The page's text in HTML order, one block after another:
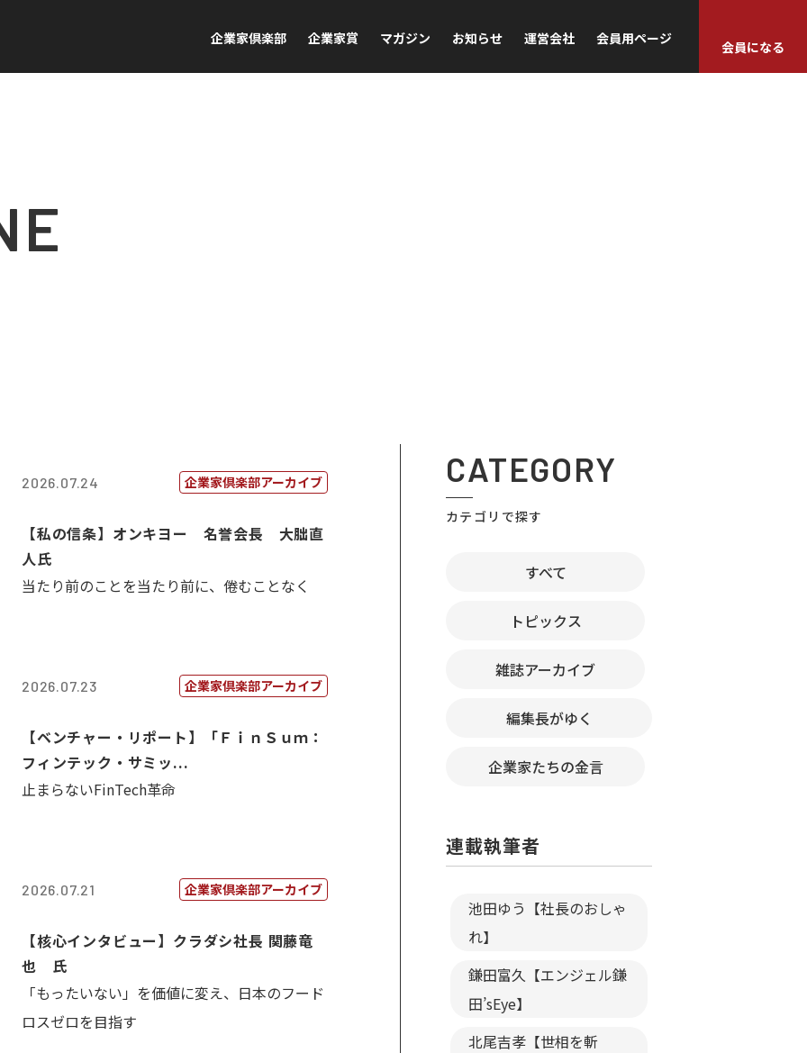
企業家倶楽部 企業家賞 マガジン お知らせ 運営会社 会員用ページ
会員になる
2026.07.24 企業家倶楽部アーカイブ
【私の信条】オンキヨー 名誉会長 大朏直
人氏
当たり前のことを当たり前に、倦むことなく
2026.07.23 企業家倶楽部アーカイブ
【ベンチャー・リポート】「ＦｉｎＳｕｍ：
フィンテック・サミッ...
止まらないFinTech革命
2026.07.21 企業家倶楽部アーカイブ
【核心インタビュー】クラダシ社長 関藤竜
也 氏
「もったいない」を価値に変え、日本のフード
ロスゼロを目指す
CATEGORY
カテゴリで探す
すべて
トピックス
雑誌アーカイブ
編集長がゆく
企業家たちの金言
連載執筆者
池田ゆう【社長のおしゃ
れ】
鎌田富久【エンジェル鎌
田’sEye】
北尾吉孝【世相を斬